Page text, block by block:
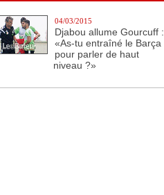
04/03/2015
Djabou allume Gourcuff :
«As-tu entraîné le Barça
pour parler de haut
niveau ?»